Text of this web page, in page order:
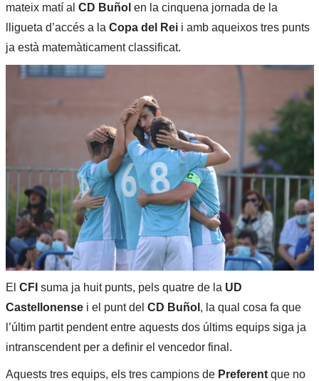
mateix matí al CD Buñol en la cinquena jornada de la
lligueta d’accés a la Copa del Rei i amb aqueixos tres punts
ja està matemàticament classificat.
El CFI suma ja huit punts, pels quatre de la UD
Castellonensei el punt del CD Buñol , la qual cosa fa que
l’últim partit pendent entre aquests dos últims equips siga ja
intranscendent per a definir el vencedor final.
Aquests tres equips, els tres campions de Preferent que no